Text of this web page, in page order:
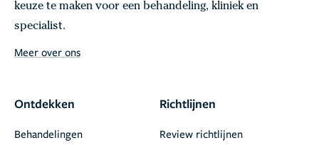
keuze te maken voor een behandeling, kliniek en
specialist.
Meer over ons
Ontdekken
Behandelingen
Richtlijnen
Review richtlijnen